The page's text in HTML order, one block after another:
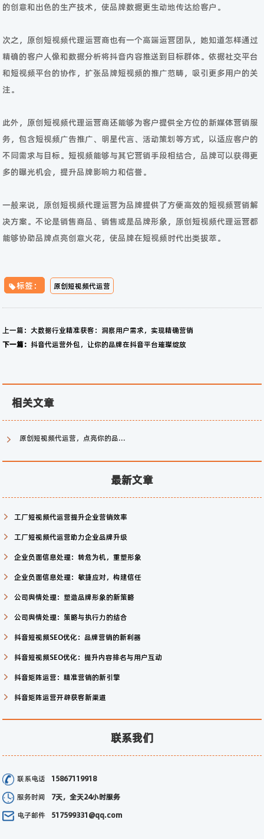
的创意和出色的生产技术，使品牌数据更生动地传达给客户。
次之，原创短视频代理运营商也有一个高端运营团队，她知道怎样通过
精确的客户人像和数据分析将抖音内容推送到目标群体。依据社交平台
和短视频平台的协作，扩张品牌短视频的推广范畴，吸引更多用户的关
注。
此外，原创短视频代理运营商还能够为客户提供全方位的新媒体营销服
务，包含短视频广告推广、明星代言、活动策划等方式，以适应客户的
不同需求与目标。短视频能够与其它营销手段相结合，品牌可以获得更
多的曝光机会，提升品牌影响力和信誉。
一般来说，原创短视频代理运营为品牌提供了方便高效的短视频营销解
决方案。不论是销售商品、销售或是品牌形象，原创短视频代理运营都
能够协助品牌点亮创意火花，使品牌在短视频时代出类拔萃。
标签： 原创短视频代运营
上一篇： 大数据行业精准获客：洞察用户需求，实现精确营销
下一篇：抖音代运营外包，让你的品牌在抖音平台璀璨绽放
相关文章
原创短视频代运营，点亮你的品牌创意火花
最新文章
工厂短视频代运营提升企业营销效率
工厂短视频代运营助力企业品牌升级
企业负面信息处理：转危为机，重塑形象
企业负面信息处理：敏捷应对，构建信任
公司舆情处理：塑造品牌形象的新策略
公司舆情处理：策略与执行力的结合
抖音短视频SEO优化：品牌营销的新利器
抖音短视频SEO优化：提升内容排名与用户互动
抖音矩阵运营：精准营销的新引擎
抖音矩阵运营开辟获客新渠道
联系我们
联系电话
15867119918
服务时间
7天，全天24小时服务
电子邮件
517599331@qq.com